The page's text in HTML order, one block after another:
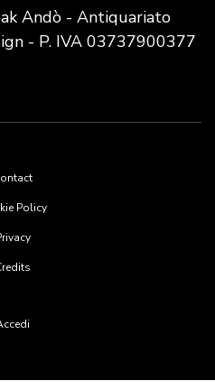
Andò - Antiquariato
- P. IVA 03737900377
Policy